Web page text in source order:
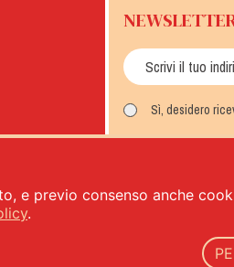
Sì, desidero
- REA 00333120368 - Capitale sociale
e previo consenso anche
.